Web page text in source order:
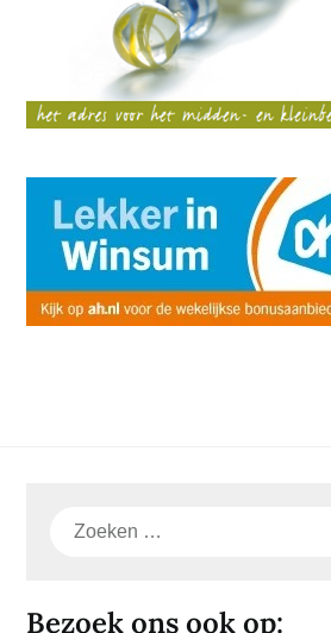
Zoeken
Bezoek ons ook op: